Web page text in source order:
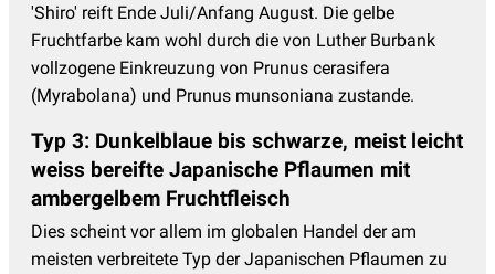
'Shiro' reift Ende Juli/Anfang August. Die gelbe
Fruchtfarbe kam wohl durch die von Luther Burbank
vollzogene Einkreuzung von Prunus cerasifera
(Myrabolana) und Prunus munsoniana zustande.
Typ 3: Dunkelblaue bis schwarze, meist leicht
weiss bereifte Japanische Pflaumen mit
ambergelbem Fruchtfleisch
Dies scheint vor allem im globalen Handel der am
meisten verbreitete Typ der Japanischen Pflaumen zu